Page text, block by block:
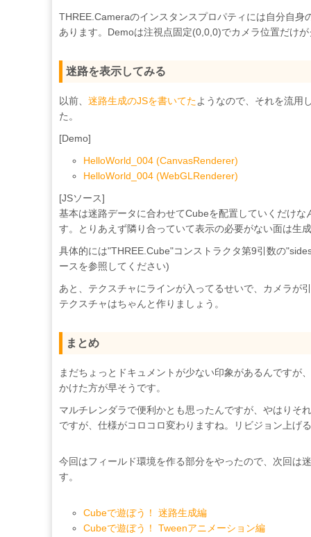
THREE.Cameraのインスタンスプロパティには自分自
あります。Demoは注視点固定(0,0,0)でカメラ位置だけ
迷路を表示してみる
以前、 迷路生成のJSを書いてたようなので、それを流用
た。
[Demo]
HelloWorld_004 (CanvasRenderer)
HelloWorld_004 (WebGLRenderer)
[JSソース]
基本は迷路データに合わせてCubeを配置していくだけ
す。とりあえず隣り合っていて表示の必要がない面は生
具体的には"THREE.Cube"コンストラクタ第9引数の
ースを参照してください)
あと、テクスチャにラインが入ってるせいで、カメラが
テクスチャはちゃんと作りましょう。
まとめ
まだちょっとドキュメントが少ない印象があるんですが
かけた方が早そうです。
マルチレンダラで便利かとも思ったんですが、やはりそ
ですが、仕様がコロコロ変わりますね。リビジョン上げ
今回はフィールド環境を作る部分をやったので、次回は
す。
Cubeで遊ぼう！ 迷路生成編
Cubeで遊ぼう！ Tweenアニメーション編